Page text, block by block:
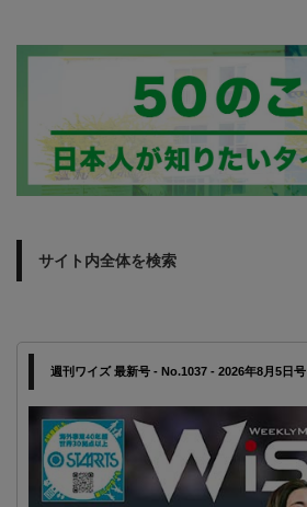
サイト内全体を検索
週刊ワイズ 最新号 - No.1037 - 2026年8月5日号